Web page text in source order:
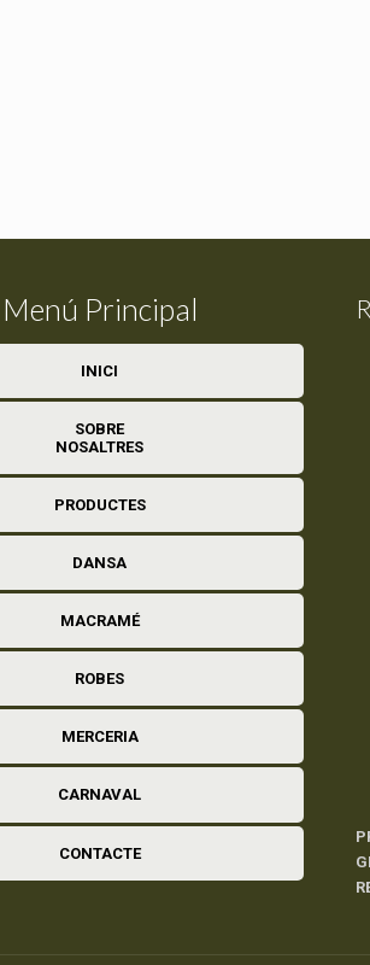
Menú Principal
INICI
SOBRE
NOSALTRES
PRODUCTES
DANSA
MACRAMÉ
ROBES
MERCERIA
CARNAVAL
CONTACTE